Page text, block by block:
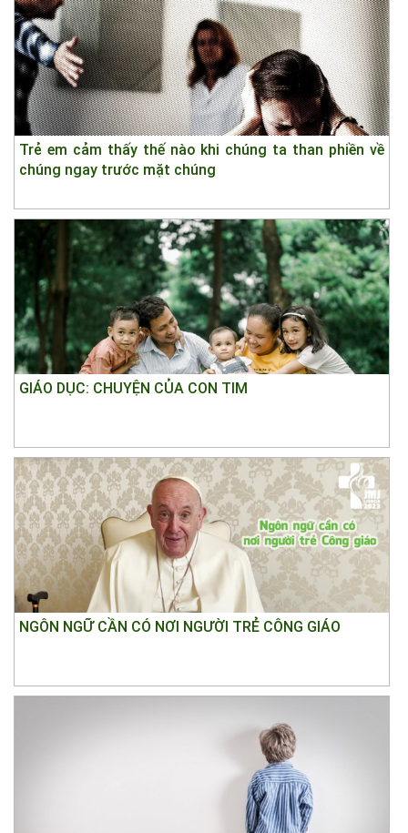
Trẻ em cảm thấy thế nào khi chúng ta than phiền về
chúng ngay trước mặt chúng
GIÁO DỤC: CHUYỆN CỦA CON TIM
NGÔN NGỮ CẦN CÓ NƠI NGƯỜI TRẺ CÔNG GIÁO